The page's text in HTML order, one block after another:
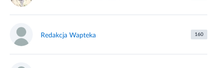
Redakcja Wapteka 160